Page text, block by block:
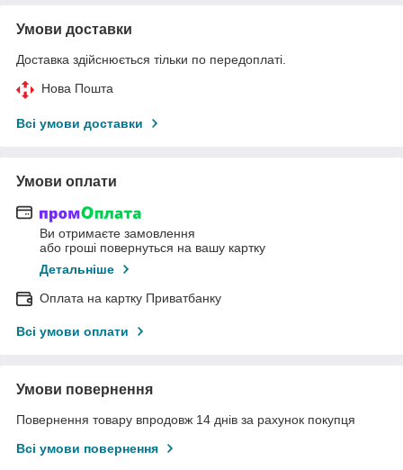
Умови доставки
Доставка здійснюється тільки по передоплаті.
Нова Пошта
Всі умови доставки
Умови оплати
Ви отримаєте замовлення
або гроші повернуться на вашу картку
Детальніше
Оплата на картку Приватбанку
Всі умови оплати
Умови повернення
Повернення товару впродовж 14 днів за рахунок покупця
Всі умови повернення